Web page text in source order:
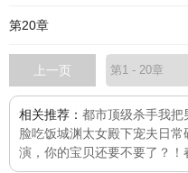
第20章
上一页
相关推荐： 都市顶级杀手我把
脸吃饭城渊太女殿下宠夫日常
演，你的宝贝还要不要了？！